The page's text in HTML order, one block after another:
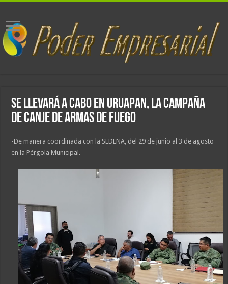
Se llevará a cabo en Uruapan, la Campaña
de Canje de Armas de Fuego
-De manera coordinada con la SEDENA, del 29 de junio al 3 de agosto
en la Pérgola Municipal.